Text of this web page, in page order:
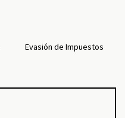
Evasión de Impuestos